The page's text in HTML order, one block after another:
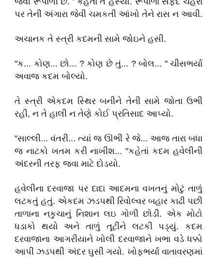
પર તેની અંગારા જેવી ચમકતી આંખો તેને રાસ ન આવી.
અચાનક તે સ્ત્રી કદમની સામે જોઇને હસી.
"ક... કોણ... છો... ? કોણ છે તું... ? બોલ... " ચીસભર્યા
અવાજ કદમ બોલ્યો.
તે સ્ત્રી એકદમ સ્થિર બનીને તેની સામે જોતા ઉભી
રહી, ન તે હાલી ન તેણે કોઈ પ્રતિસાદ આપ્યો.
"સાલ્લી... વંતરી... ત્યાં જ ઊભી રે જે... આજ તારા બધા
જ નાટકો ખતમ કરી નાખીશ... "કહેતાં કદમ હવેલીની
અંદરની તરફ જવા માટે દોડયો.
હવેલીના દરવાજા પર દાદા આદમના વખતનું મોટું તાળું
લટકતું હતું. એકદમ ઝડપથી રિવોલ્વર બહાર કાઢી પછી
તાળાના નકુચાનું નિશાન લઇ ગોળી છોડી. એક મોટો
ધડાકો થયો અને તાળું તૂટીને લટકી પડ્યું. કદમ
દરવાજાના આગરીયાને ખોલી દરવાજાને ખભા વડે ધક્કો
આપી ઝડપથી અંદર ઘુસી ગયો. ખોફભર્યા વાતાવરણમાં